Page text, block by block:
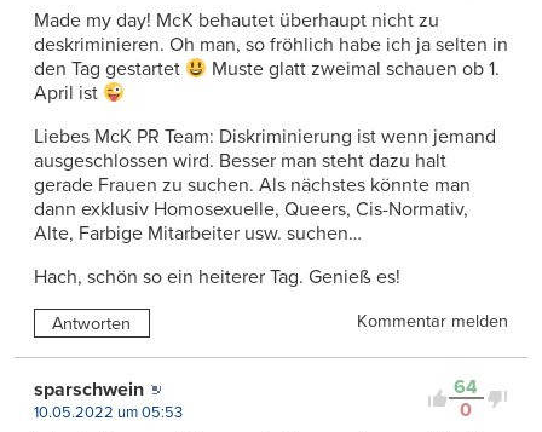
Made my day! McK behautet überhaupt nicht zu
deskriminieren. Oh man, so fröhlich habe ich ja selten in
den Tag gestartet
Muste glatt zweimal schauen ob 1.
April ist
Liebes McK PR Team: Diskriminierung ist wenn jemand
ausgeschlossen wird. Besser man steht dazu halt
gerade Frauen zu suchen. Als nächstes könnte man
dann exklusiv Homosexuelle, Queers, Cis-Normativ,
Alte, Farbige Mitarbeiter usw. suchen…
Hach, schön so ein heiterer Tag. Genieß es!
Antworten Kommentar melden
64
0
sparschwein
10.05.2022 um 05:53